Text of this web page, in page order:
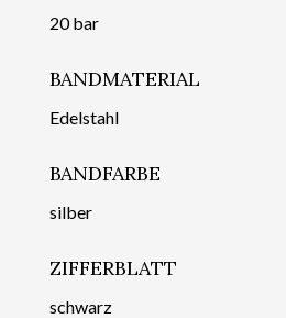
20 bar
BANDMATERIAL
Edelstahl
BANDFARBE
silber
ZIFFERBLATT
schwarz